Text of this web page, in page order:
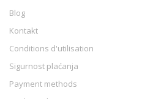
Blog
Kontakt
Conditions d'utilisation
Sigurnost plaćanja
Payment methods